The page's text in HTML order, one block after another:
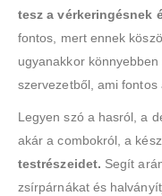
tesz a vérkeringésnek
fontos, mert ennek
ugyanakkor
szervezetből, ami
Legyen szó a hasról, a
akár a combokról, a
testrészeidet. Segít
zsírpárnákat és